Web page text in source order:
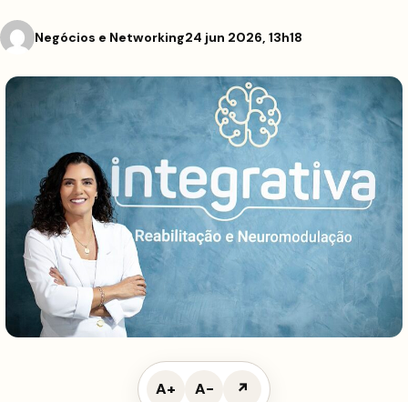
Negócios e Networking24 jun 2026, 13h18
A+ A− ↗